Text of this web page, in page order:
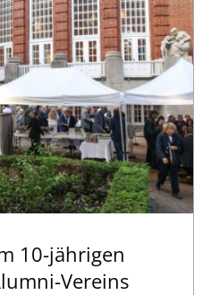
10-jährigen
Vereins